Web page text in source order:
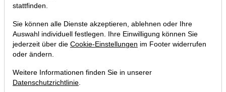
stattfinden.
Sie können alle Dienste akzeptieren, ablehnen oder Ihre
Auswahl individuell festlegen. Ihre Einwilligung können Sie
jederzeit über die Cookie-Einstellungen im Footer widerrufen
oder ändern.
Weitere Informationen finden Sie in unserer
Datenschutzrichtlinie.